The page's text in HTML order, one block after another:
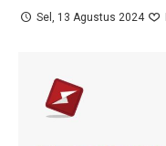
UKS
Jurnalistik
Perpus Digital
Sel, 13 Agustus 2024